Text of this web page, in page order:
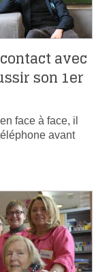
avec
son 1er
face à face, il
avant